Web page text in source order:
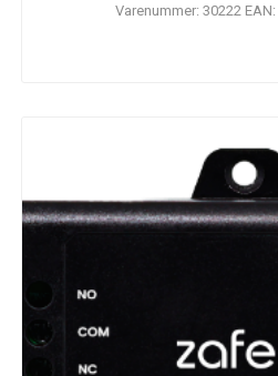
Varenummer: 30222